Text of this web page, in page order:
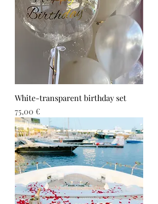
White-transparent birthday set
Τιμή
75,00 €